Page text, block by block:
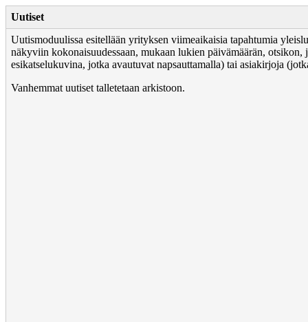
Uutiset
Uutismoduulissa esitellään yrityksen viimeaikaisia tapahtumia
näkyviin kokonaisuudessaan, mukaan lukien päivämäärän,
esikatselukuvina, jotka avautuvat napsauttamalla) tai asiakirjoja
Vanhemmat uutiset talletetaan arkistoon.